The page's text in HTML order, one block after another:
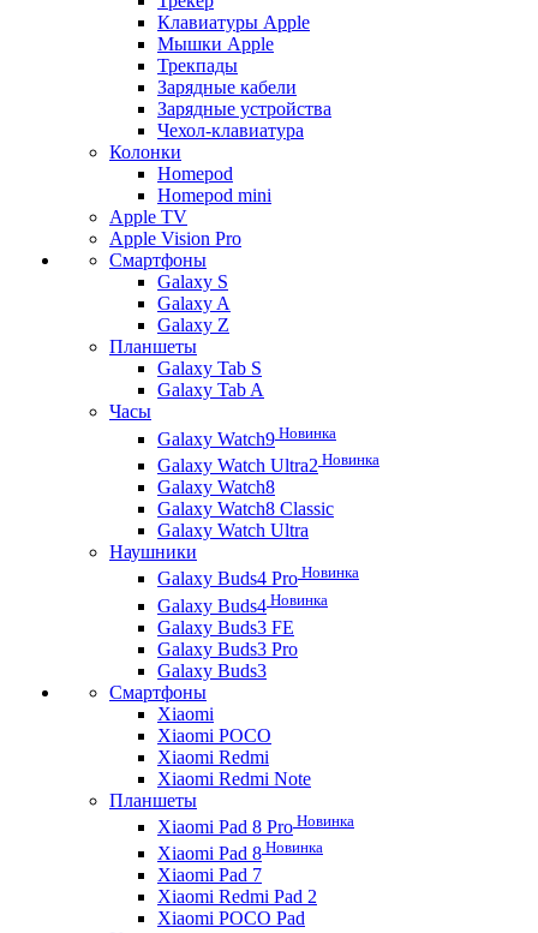
Клавиатуры Apple
Мышки Apple
Трекпады
Зарядные кабели
Зарядные устройства
Чехол-клавиатура
Колонки
Homepod
Homepod mini
Apple TV
Apple Vision Pro
Смартфоны
Galaxy S
Galaxy A
Galaxy Z
Планшеты
Galaxy Tab S
Galaxy Tab A
Часы
Galaxy Watch9 Новинка
Galaxy Watch Ultra2 Новинка
Galaxy Watch8
Galaxy Watch8 Classic
Galaxy Watch Ultra
Наушники
Galaxy Buds4 Pro Новинка
Galaxy Buds4 Новинка
Galaxy Buds3 FE
Galaxy Buds3 Pro
Galaxy Buds3
Смартфоны
Xiaomi
Xiaomi POCO
Xiaomi Redmi
Xiaomi Redmi Note
Планшеты
Xiaomi Pad 8 Pro Новинка
Xiaomi Pad 8 Новинка
Xiaomi Pad 7
Xiaomi Redmi Pad 2
Xiaomi POCO Pad